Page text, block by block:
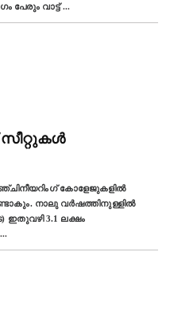
പേരും വാട്ട്‌...
സീറ്റുകൾ
കോളേജുകളിൽ
നാലു വർഷത്തിനുള്ളിൽ
ഇതുവഴി 3.1 ലക്ഷം
...